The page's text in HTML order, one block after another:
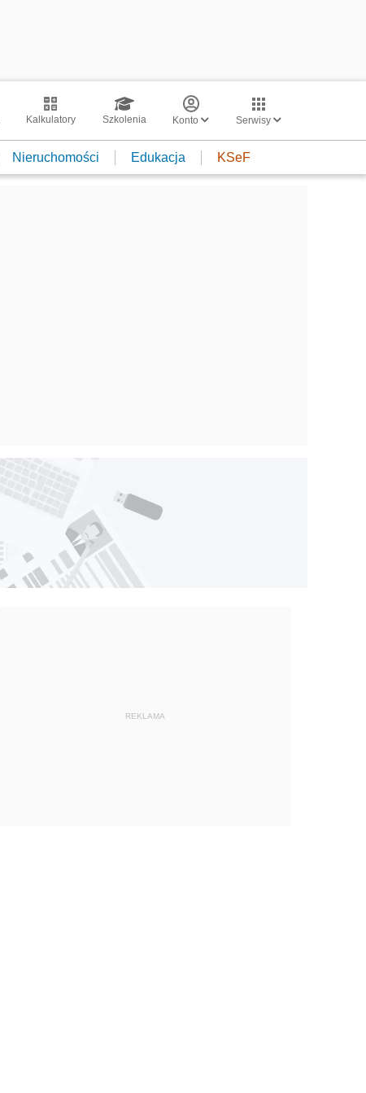
Kalkulatory Szkolenia Konto Serwisy
Nieruchomości Edukacja KSeF
REKLAMA